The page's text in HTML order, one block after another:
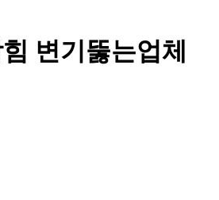
변기뚫는업체